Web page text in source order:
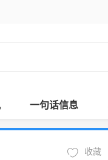
一句话信息
收藏